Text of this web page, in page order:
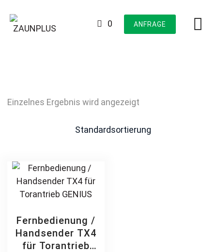
content
0 ANFRAGE
Einzelnes Ergebnis wird angezeigt
Fernbedienung /
Handsender TX4
für Torantrieb